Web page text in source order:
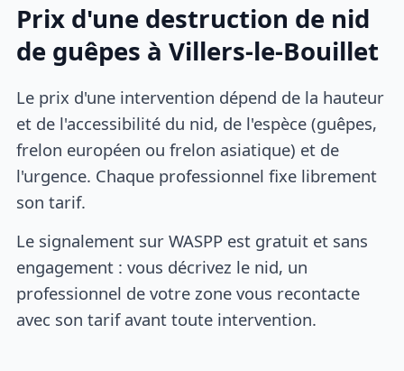
Prix d'une destruction de nid
de guêpes à Villers-le-Bouillet
Le prix d'une intervention dépend de la hauteur
et de l'accessibilité du nid, de l'espèce (guêpes,
frelon européen ou frelon asiatique) et de
l'urgence. Chaque professionnel fixe librement
son tarif.
Le signalement sur WASPP est gratuit et sans
engagement : vous décrivez le nid, un
professionnel de votre zone vous recontacte
avec son tarif avant toute intervention.